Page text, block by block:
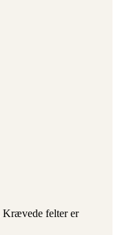
Krævede felter er